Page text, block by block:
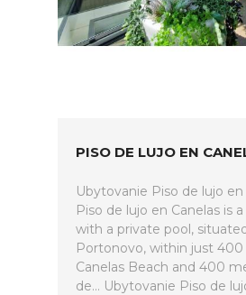
PISO DE LUJO EN
Ubytovanie Piso de lujo en
Piso de lujo en Canelas is
with a private pool,
Portonovo, within just
Canelas Beach and 400
de... Ubytovanie Piso de